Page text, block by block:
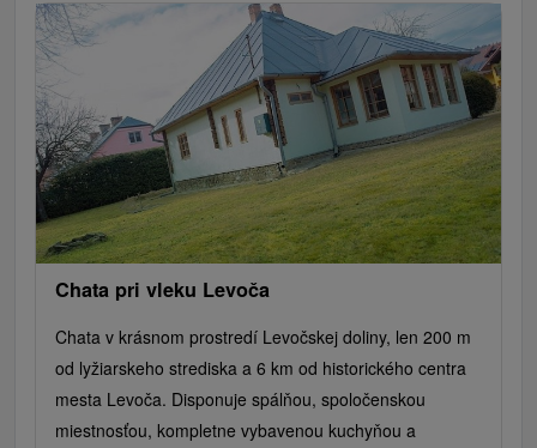
Chata pri vleku Levoča
Chata v krásnom prostredí Levočskej doliny, len 200 m
od lyžiarskeho strediska a 6 km od historického centra
mesta Levoča. Disponuje spálňou, spoločenskou
miestnosťou, kompletne vybavenou kuchyňou a